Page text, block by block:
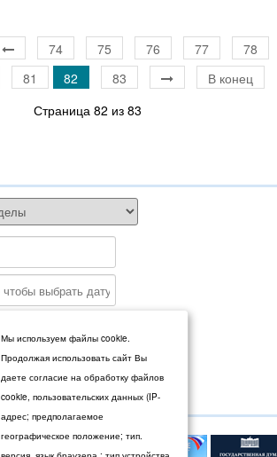
74 75 76 77
78
81 82 83
В конец
Страница 82 из 83
Мы используем файлы cookie.
Продолжая использовать сайт Вы
даете согласие на обработку файлов
cookie, пользовательских данных (IP-
адрес; предполагаемое
географическое положение; тип.